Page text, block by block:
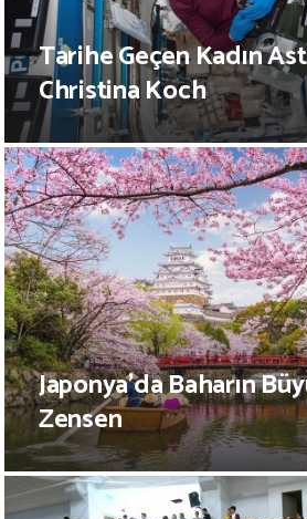
Tarihe Geçen Kadın
Christina Koch
Japonya’da Baharın
Zensen